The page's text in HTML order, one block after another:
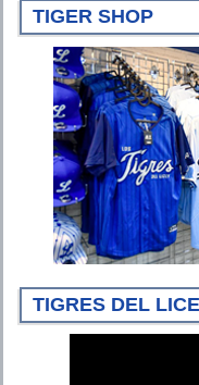
TIGER SHOP
TIGRES DEL